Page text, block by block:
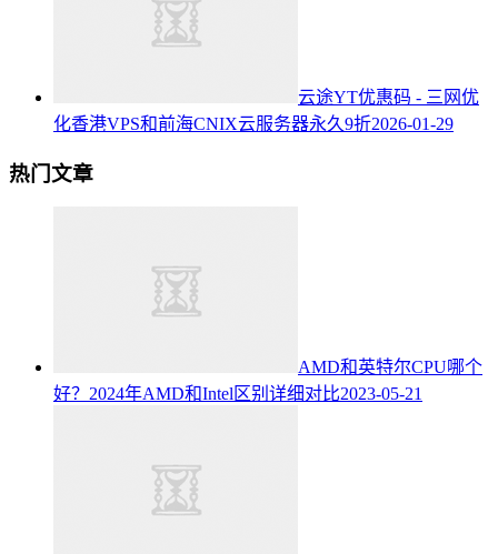
云途YT优惠码 - 三网优
化香港VPS和前海CNIX云服务器永久9折2026-01-29
热门文章
AMD和英特尔CPU哪个
好？2024年AMD和Intel区别详细对比2023-05-21